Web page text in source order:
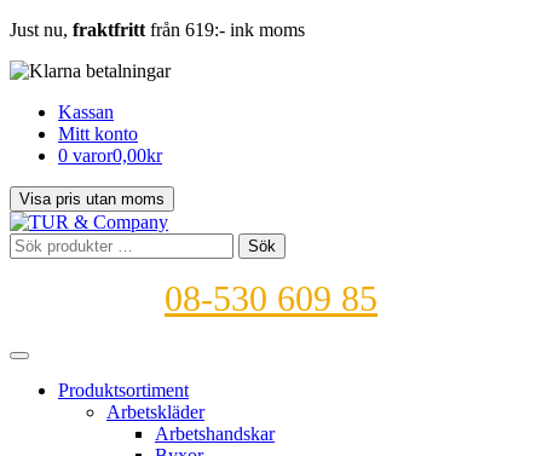
Just nu, fraktfritt från 619:- ink moms
Kassan
Mitt konto
0 varor0,00kr
Sök
efter:
Sök
08-530 609 85
Produktsortiment
Arbetskläder
Arbetshandskar